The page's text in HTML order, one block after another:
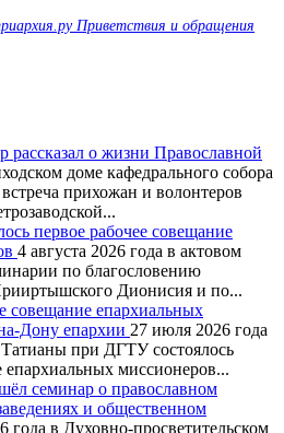
Приветствия и обращения
рассказал о жизни Православной
доме кафедрального собора
прихожан и волонтеров
первое рабочее совещание
4 августа 2026 года в актовом
по благословению
Дионисия и по...
совещание епархиальных
Дону епархии 27 июля 2026 года
при ДГТУ состоялось
епархиальных миссионеров...
семинар о православном
и общественном
года в Духовно-просветительском